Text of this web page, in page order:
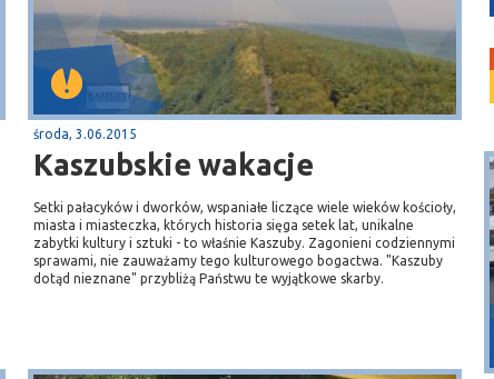
środa, 3.06.2015
Kaszubskie wakacje
Setki pałacyków i dworków, wspaniałe liczące wiele wieków kościoły,
miasta i miasteczka, których historia sięga setek lat, unikalne
zabytki kultury i sztuki - to właśnie Kaszuby. Zagonieni codziennymi
sprawami, nie zauważamy tego kulturowego bogactwa. "Kaszuby
dotąd nieznane" przybliżą Państwu te wyjątkowe skarby.